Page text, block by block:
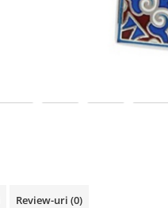
Review-uri (0)